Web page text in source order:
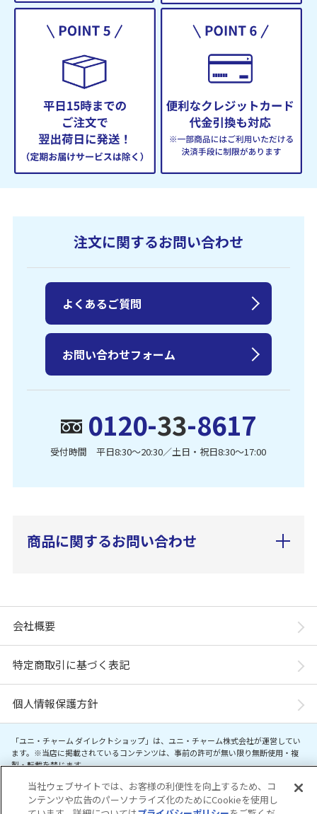
注文に関するお問い合わせ
0120-33-8617
受付時間 平日8:30〜20:30／土日・祝日8:30〜17:00
よくあるご質問
お問い合わせフォーム
商品に関するお問い合わせ
会社概要
特定商取引に基づく表記
個人情報保護方針
Copyright© Unicharm Corporation
「ユニ・チャーム ダイレクトショップ」は、ユニ・チャーム株式会社が運営してい
ます。※当店に掲載されているコンテンツは、事前の許可が無い限り無断使用・複
製・転載を禁じます。
当社ウェブサイトでは、お客様の利便性を向上するため、コ
ンテンツや広告のパーソナライズ化のためにCookieを使用し